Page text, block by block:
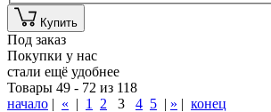
Купить
Под заказ
Покупки у нас
стали ещё удобнее
Товары 49 - 72 из 118
начало | « | 1 2 3 4 5 | » | конец